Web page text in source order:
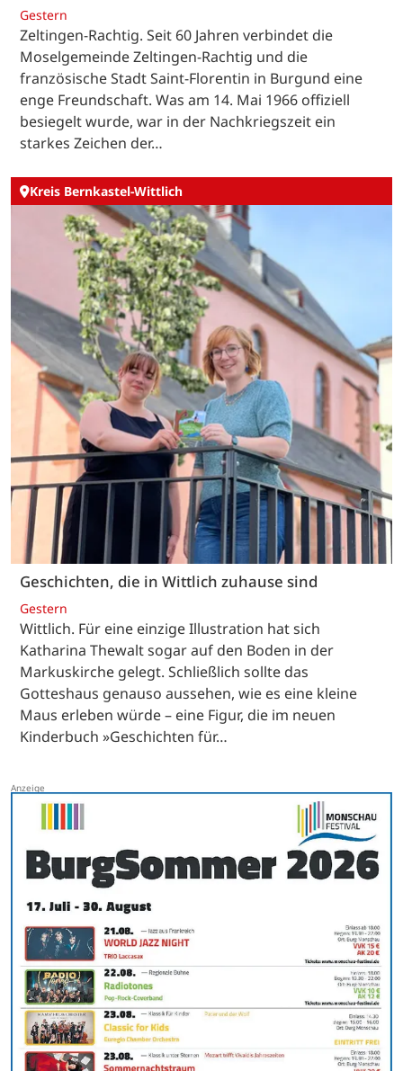
Gestern
Zeltingen-Rachtig. Seit 60 Jahren verbindet die
Moselgemeinde Zeltingen-Rachtig und die
französische Stadt Saint-Florentin in Burgund eine
enge Freundschaft. Was am 14. Mai 1966 offiziell
besiegelt wurde, war in der Nachkriegszeit ein
starkes Zeichen der…
Kreis Bernkastel-Wittlich
Geschichten, die in Wittlich zuhause sind
Gestern
Wittlich. Für eine einzige Illustration hat sich
Katharina Thewalt sogar auf den Boden in der
Markuskirche gelegt. Schließlich sollte das
Gotteshaus genauso aussehen, wie es eine kleine
Maus erleben würde – eine Figur, die im neuen
Kinderbuch »Geschichten für…